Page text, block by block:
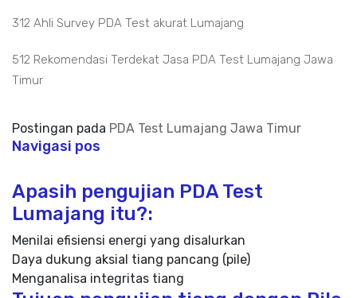
312 Ahli Survey PDA Test akurat Lumajang
512 Rekomendasi Terdekat Jasa PDA Test Lumajang Jawa
Timur
Postingan pada PDA Test Lumajang Jawa Timur
Navigasi pos
Apasih pengujian PDA Test
Lumajang itu?:
Menilai efisiensi energi yang disalurkan
Daya dukung aksial tiang pancang (pile)
Menganalisa integritas tiang